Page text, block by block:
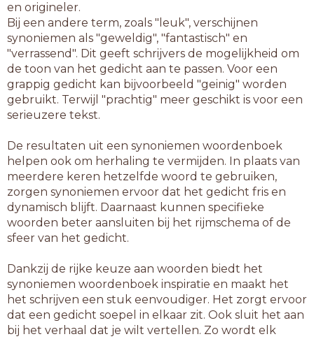
en origineler.
Bij een andere term, zoals "leuk", verschijnen
synoniemen als "geweldig", "fantastisch" en
"verrassend". Dit geeft schrijvers de mogelijkheid om
de toon van het gedicht aan te passen. Voor een
grappig gedicht kan bijvoorbeeld "geinig" worden
gebruikt. Terwijl "prachtig" meer geschikt is voor een
serieuzere tekst.
De resultaten uit een synoniemen woordenboek
helpen ook om herhaling te vermijden. In plaats van
meerdere keren hetzelfde woord te gebruiken,
zorgen synoniemen ervoor dat het gedicht fris en
dynamisch blijft. Daarnaast kunnen specifieke
woorden beter aansluiten bij het rijmschema of de
sfeer van het gedicht.
Dankzij de rijke keuze aan woorden biedt het
synoniemen woordenboek inspiratie en maakt het
het schrijven een stuk eenvoudiger. Het zorgt ervoor
dat een gedicht soepel in elkaar zit. Ook sluit het aan
bij het verhaal dat je wilt vertellen. Zo wordt elk